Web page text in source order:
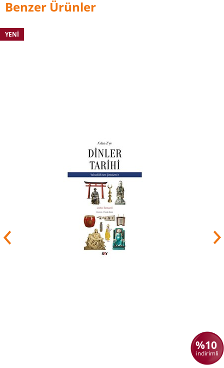
Benzer Ürünler
%10
indirimli
YENI